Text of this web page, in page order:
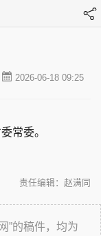
2026-06-18 09:25
常委。
责任编辑：赵满同
”的稿件，均为